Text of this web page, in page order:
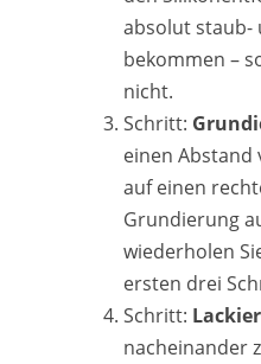
absolut staub-
bekommen –
nicht.
Schritt:
einen Abstand
auf einen
Grundierung
wiederholen
ersten drei
Schritt:
nacheinander